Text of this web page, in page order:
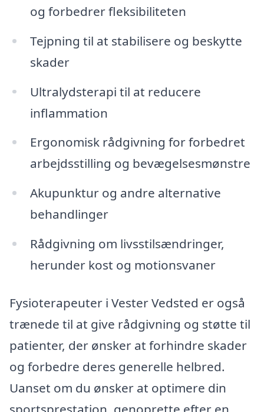
og forbedrer fleksibiliteten
Tejpning til at stabilisere og beskytte
skader
Ultralydsterapi til at reducere
inflammation
Ergonomisk rådgivning for forbedret
arbejdsstilling og bevægelsesmønstre
Akupunktur og andre alternative
behandlinger
Rådgivning om livsstilsændringer,
herunder kost og motionsvaner
Fysioterapeuter i Vester Vedsted er også
trænede til at give rådgivning og støtte til
patienter, der ønsker at forhindre skader
og forbedre deres generelle helbred.
Uanset om du ønsker at optimere din